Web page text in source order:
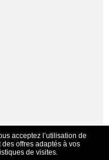
acceptez l’utilisation de
offres adaptés à vos
de visites.